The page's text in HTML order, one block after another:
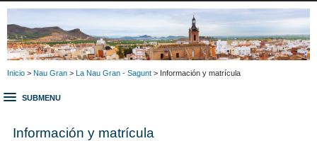
Inicio > Nau Gran > La Nau Gran - Sagunt > Información y matrícula
SUBMENU
Información y matrícula